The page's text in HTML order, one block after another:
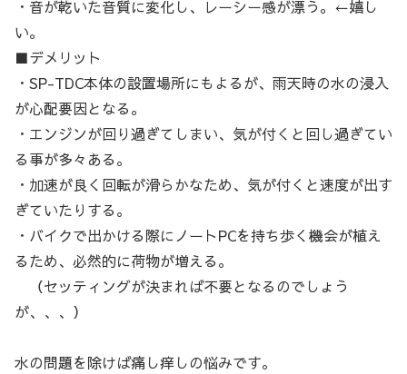
・音が乾いた音質に変化し、レーシー感が漂う。←嬉し
い。
■デメリット
・SP-TDC本体の設置場所にもよるが、雨天時の水の浸入
が心配要因となる。
・エンジンが回り過ぎてしまい、気が付くと回し過ぎてい
る事が多々ある。
・加速が良く回転が滑らかなため、気が付くと速度が出す
ぎていたりする。
・バイクで出かける際にノートPCを持ち歩く機会が植え
るため、必然的に荷物が増える。
（セッティングが決まれば不要となるのでしょう
が、、、）
水の問題を除けば痛し痒しの悩みです。